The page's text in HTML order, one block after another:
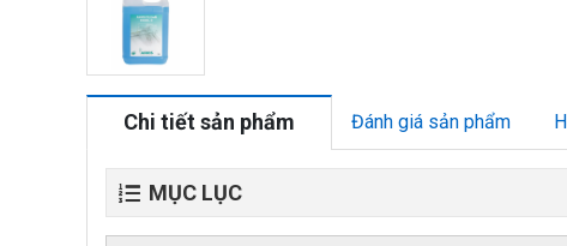
Chi tiết sản phẩm Đánh giá sản phẩm
MỤC LỤC